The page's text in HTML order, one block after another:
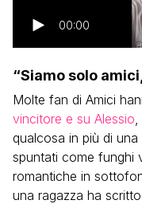
00:00
“Siamo solo
Molte fan di Amici
vincitore e su Alessio,
qualcosa in più di
spuntati come funghi
romantiche in
una ragazza ha